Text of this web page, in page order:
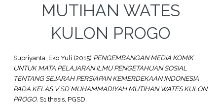
MUTIHAN WATES
KULON PROGO
Supriyanta, Eko Yuli (2015) PENGEMBANGAN MEDIA KOMIK
UNTUK MATA PELAJARAN ILMU PENGETAHUAN SOSIAL
TENTANG SEJARAH PERSIAPAN KEMERDEKAAN INDONESIA
PADA KELAS V SD MUHAMMADIYAH MUTIHAN WATES KULON
PROGO. S1 thesis, PGSD.